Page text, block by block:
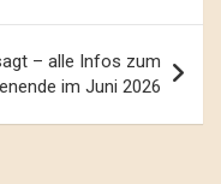
– alle Infos zum
im Juni 2026